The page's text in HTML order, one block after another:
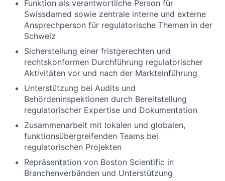
Funktion als verantwortliche Person für
Swissdamed sowie zentrale interne und externe
Ansprechperson für regulatorische Themen in der
Schweiz
Sicherstellung einer fristgerechten und
rechtskonformen Durchführung regulatorischer
Aktivitäten vor und nach der Markteinführung
Unterstützung bei Audits und
Behördeninspektionen durch Bereitstellung
regulatorischer Expertise und Dokumentation
Zusammenarbeit mit lokalen und globalen,
funktionsübergreifenden Teams bei
regulatorischen Projekten
Repräsentation von Boston Scientific in
Branchenverbänden und Unterstützung